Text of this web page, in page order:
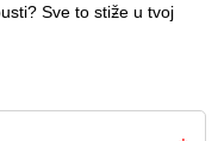
Sve to stiže u tvoj